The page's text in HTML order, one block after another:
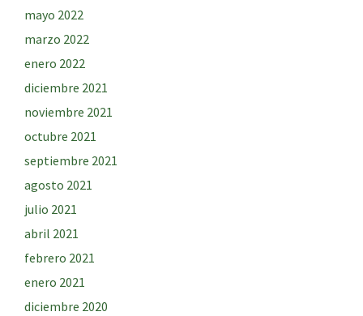
mayo 2022
marzo 2022
enero 2022
diciembre 2021
noviembre 2021
octubre 2021
septiembre 2021
agosto 2021
julio 2021
abril 2021
febrero 2021
enero 2021
diciembre 2020